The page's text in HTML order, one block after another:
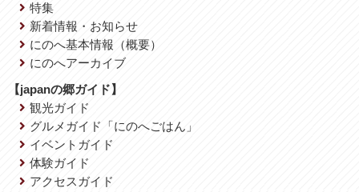
特集
新着情報・お知らせ
にのへ基本情報（概要）
にのへアーカイブ
【japanの郷ガイド】
観光ガイド
グルメガイド「にのへごはん」
イベントガイド
体験ガイド
アクセスガイド